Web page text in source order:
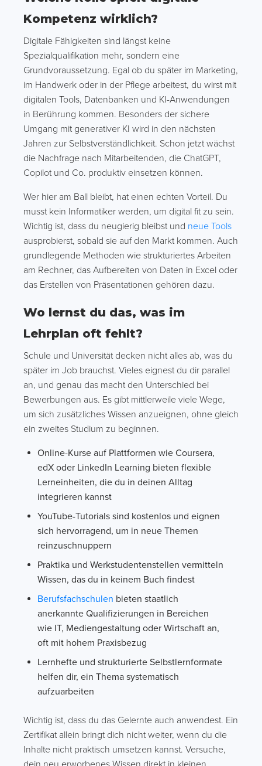
Kompetenz wirklich?
Digitale Fähigkeiten sind längst keine
Spezialqualifikation mehr, sondern eine
Grundvoraussetzung. Egal ob du später im Marketing,
im Handwerk oder in der Pflege arbeitest, du wirst mit
digitalen Tools, Datenbanken und KI-Anwendungen
in Berührung kommen. Besonders der sichere
Umgang mit generativer KI wird in den nächsten
Jahren zur Selbstverständlichkeit. Schon jetzt wächst
die Nachfrage nach Mitarbeitenden, die ChatGPT,
Copilot und Co. produktiv einsetzen können.
Wer hier am Ball bleibt, hat einen echten Vorteil. Du
musst kein Informatiker werden, um digital fit zu sein.
Wichtig ist, dass du neugierig bleibst und neue Tools
ausprobierst, sobald sie auf den Markt kommen. Auch
grundlegende Methoden wie strukturiertes Arbeiten
am Rechner, das Aufbereiten von Daten in Excel oder
das Erstellen von Präsentationen gehören dazu.
Wo lernst du das, was im
Lehrplan oft fehlt?
Schule und Universität decken nicht alles ab, was du
später im Job brauchst. Vieles eignest du dir parallel
an, und genau das macht den Unterschied bei
Bewerbungen aus. Es gibt mittlerweile viele Wege,
um sich zusätzliches Wissen anzueignen, ohne gleich
ein zweites Studium zu beginnen.
Online-Kurse auf Plattformen wie Coursera,
edX oder LinkedIn Learning bieten flexible
Lerneinheiten, die du in deinen Alltag
integrieren kannst
YouTube-Tutorials sind kostenlos und eignen
sich hervorragend, um in neue Themen
reinzuschnuppern
Praktika und Werkstudentenstellen vermitteln
Wissen, das du in keinem Buch findest
Berufsfachschulen bieten staatlich
anerkannte Qualifizierungen in Bereichen
wie IT, Mediengestaltung oder Wirtschaft an,
oft mit hohem Praxisbezug
Lernhefte und strukturierte Selbstlernformate
helfen dir, ein Thema systematisch
aufzuarbeiten
Wichtig ist, dass du das Gelernte auch anwendest. Ein
Zertifikat allein bringt dich nicht weiter, wenn du die
Inhalte nicht praktisch umsetzen kannst. Versuche,